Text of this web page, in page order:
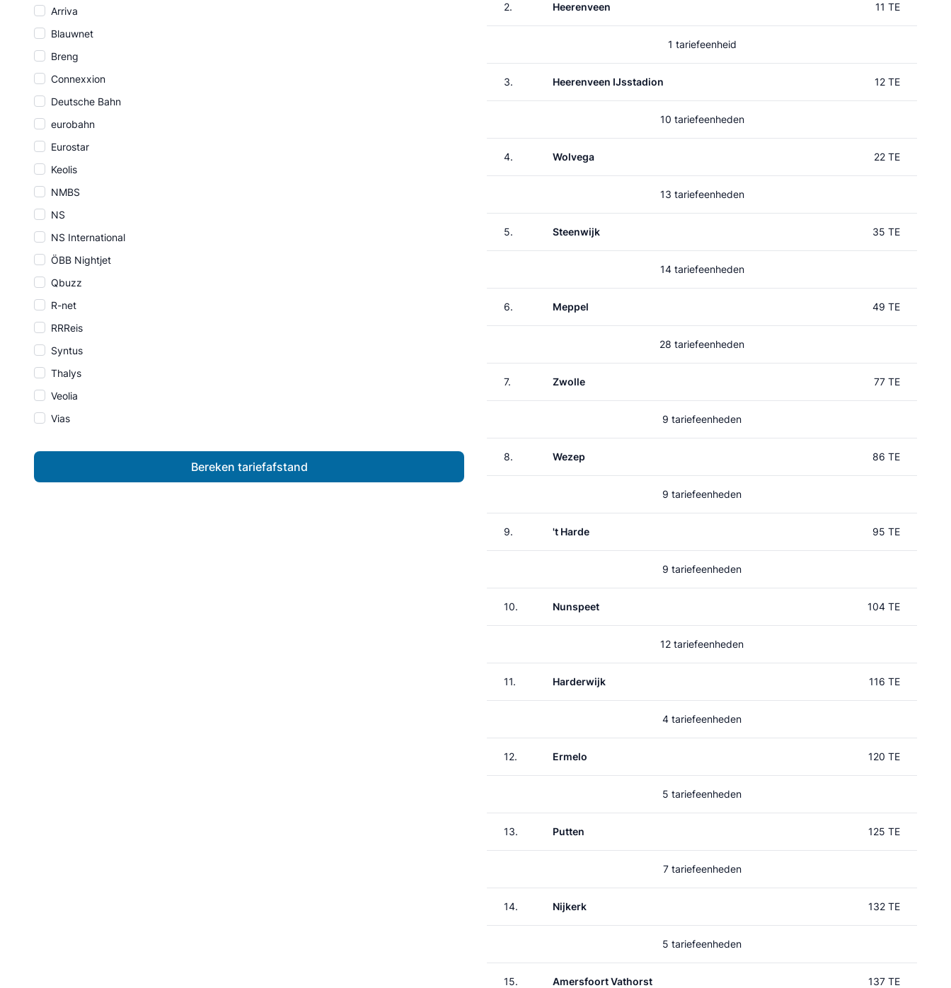
Arriva
Blauwnet
Breng
Connexxion
Deutsche Bahn
eurobahn
Eurostar
Keolis
NMBS
NS
NS International
ÖBB Nightjet
Qbuzz
R-net
RRReis
Syntus
Thalys
Veolia
Vias
Bereken tariefafstand
2. Heerenveen 11 TE
1 tariefeenheid
3. Heerenveen IJsstadion 12 TE
10 tariefeenheden
4. Wolvega 22 TE
13 tariefeenheden
5. Steenwijk 35 TE
14 tariefeenheden
6. Meppel 49 TE
28 tariefeenheden
7. Zwolle 77 TE
9 tariefeenheden
8. Wezep 86 TE
9 tariefeenheden
9. 't Harde 95 TE
9 tariefeenheden
10. Nunspeet 104 TE
12 tariefeenheden
11. Harderwijk 116 TE
4 tariefeenheden
12. Ermelo 120 TE
5 tariefeenheden
13. Putten 125 TE
7 tariefeenheden
14. Nijkerk 132 TE
5 tariefeenheden
15. Amersfoort Vathorst 137 TE